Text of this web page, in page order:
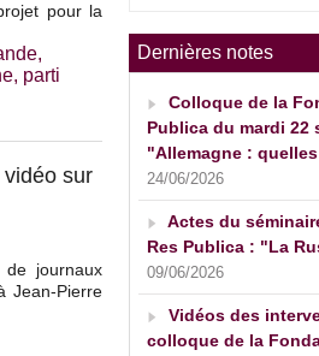
pour la
,
, parti
sur
de journaux
Jean-Pierre
Dernières notes
Colloque de la
Publica du mardi 22
"Allemagne :
24/06/2026
Actes du
Res Publica : "La
09/06/2026
Vidéos des
colloque de la